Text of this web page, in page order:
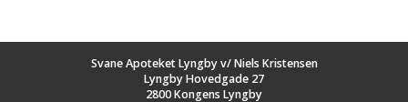
Svane Apoteket Lyngby v/ Niels Kristensen
Lyngby Hovedgade 27
2800 Kongens Lyngby